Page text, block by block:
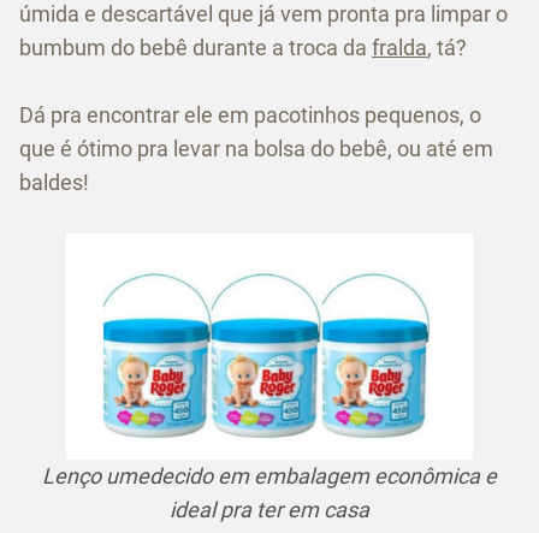
úmida e descartável que já vem pronta pra limpar o
bumbum do bebê durante a troca da fralda, tá?
Dá pra encontrar ele em pacotinhos pequenos, o
que é ótimo pra levar na bolsa do bebê, ou até em
baldes!
Lenço umedecido em embalagem econômica e
ideal pra ter em casa